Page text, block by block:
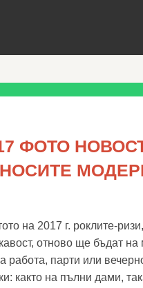
ФОТО
на 2017 г. роклите-
отново ще бъдат
работа, парти или
както на пълни дами,